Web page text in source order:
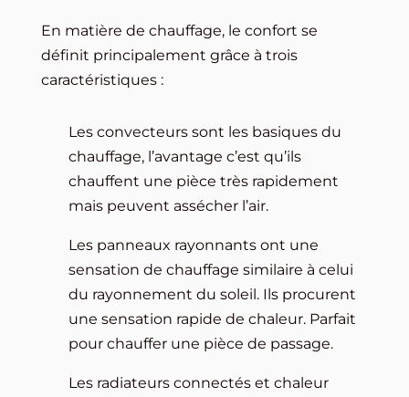
En matière de chauffage, le confort se
définit principalement grâce à trois
caractéristiques :
Les convecteurs sont les basiques du
chauffage, l’avantage c’est qu’ils
chauffent une pièce très rapidement
mais peuvent assécher l’air.
Les panneaux rayonnants ont une
sensation de chauffage similaire à celui
du rayonnement du soleil. Ils procurent
une sensation rapide de chaleur. Parfait
pour chauffer une pièce de passage.
Les radiateurs connectés et chaleur